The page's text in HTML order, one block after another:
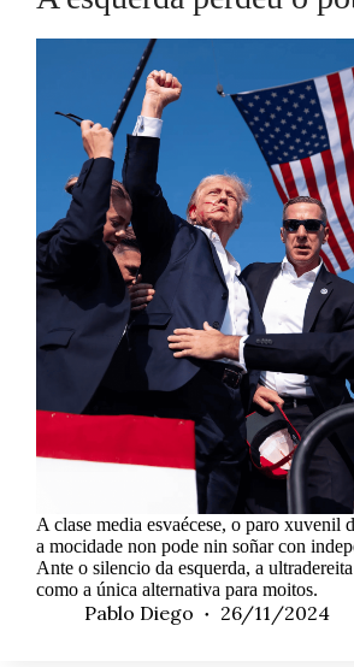
A clase media esvaécese, o paro xuvenil
a mocidade non pode nin soñar con
Ante o silencio da esquerda, a
como a única alternativa para moitos.
Pablo Diego 26/11/2024